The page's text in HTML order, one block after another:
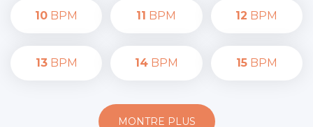
10 BPM 11 BPM 12 BPM
13BPM 14BPM 15BPM
MONTRE PLUS